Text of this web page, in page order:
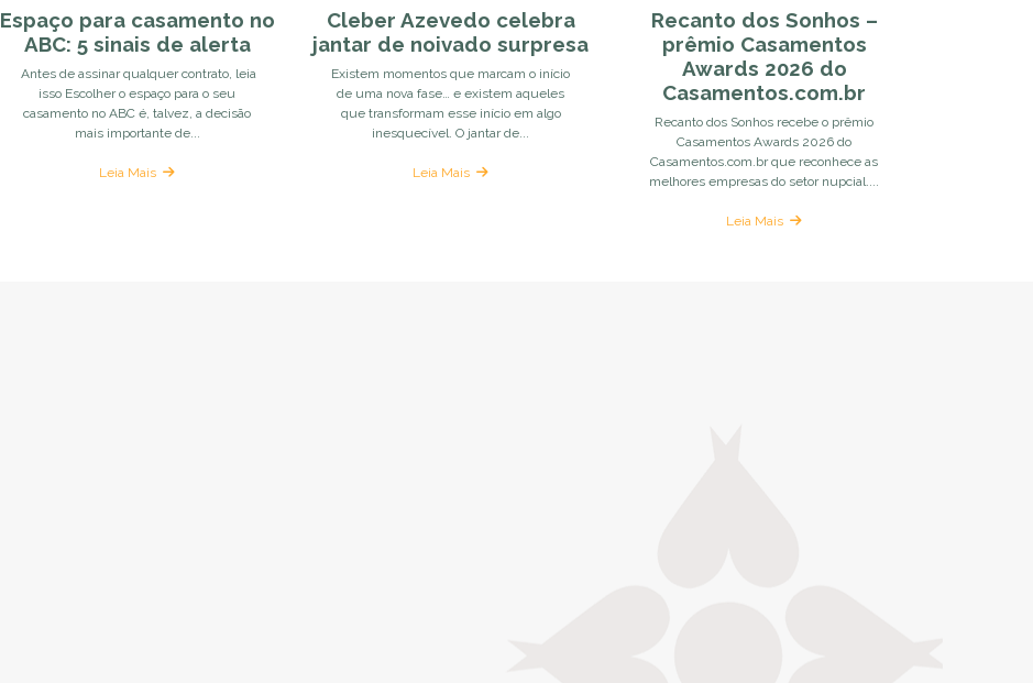
Espaço para casamento no
ABC: 5 sinais de alerta
Antes de assinar qualquer contrato, leia
isso Escolher o espaço para o seu
casamento no ABC é, talvez, a decisão
mais importante de...
Leia Mais
Cleber Azevedo celebra
jantar de noivado surpresa
Existem momentos que marcam o início
de uma nova fase… e existem aqueles
que transformam esse início em algo
inesquecível. O jantar de...
Leia Mais
Recanto dos Sonhos –
prêmio Casamentos
Awards 2026 do
Casamentos.com.br
Recanto dos Sonhos recebe o prêmio
Casamentos Awards 2026 do
Casamentos.com.br que reconhece as
melhores empresas do setor nupcial....
Leia Mais